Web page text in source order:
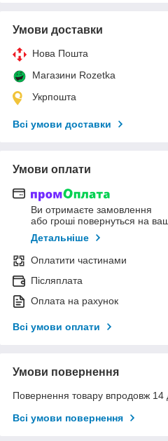
Умови доставки
Нова Пошта
Магазини Rozetka
Укрпошта
Всі умови доставки
Умови оплати
Ви отримаєте замовлення
або гроші повернуться на
Детальніше
Оплатити частинами
Післяплата
Оплата на рахунок
Всі умови оплати
Умови повернення
Повернення товару впродовж 14
Всі умови повернення